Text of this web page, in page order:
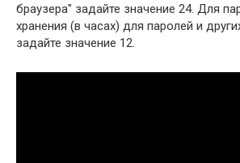
браузера" задайте значение 24. Для
хранения (в часах) для паролей и
задайте значение 12.